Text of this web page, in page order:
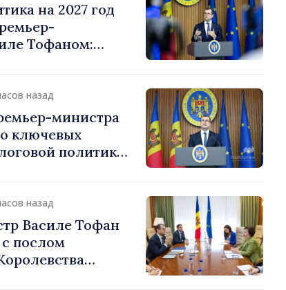
на 2027 год
Тофаном:
справедливое
назад
министра
ключевых
политики
назад
Василе Тофан
с послом